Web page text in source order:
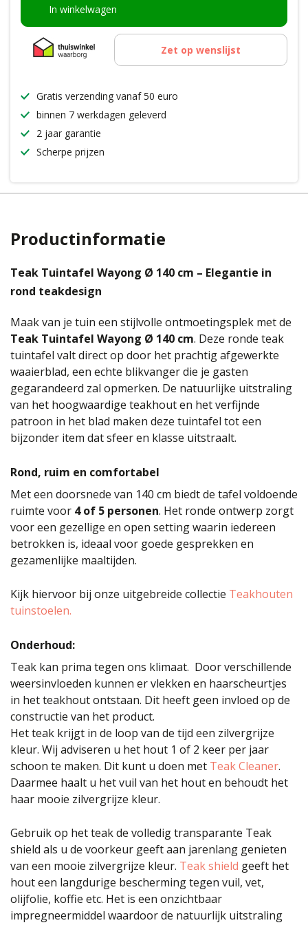
In winkelwagen
Zet op wenslijst
Gratis verzending vanaf 50 euro
binnen 7 werkdagen geleverd
2 jaar garantie
Scherpe prijzen
Productinformatie
Teak Tuintafel Wayong Ø 140 cm – Elegantie in
rond teakdesign
Maak van je tuin een stijlvolle ontmoetingsplek met de
Teak Tuintafel Wayong Ø 140 cm. Deze ronde teak
tuintafel valt direct op door het prachtig afgewerkte
waaierblad, een echte blikvanger die je gasten
gegarandeerd zal opmerken. De natuurlijke uitstraling
van het hoogwaardige teakhout en het verfijnde
patroon in het blad maken deze tuintafel tot een
bijzonder item dat sfeer en klasse uitstraalt.
Rond, ruim en comfortabel
Met een doorsnede van 140 cm biedt de tafel voldoende
ruimte voor 4 of 5 personen. Het ronde ontwerp zorgt
voor een gezellige en open setting waarin iedereen
betrokken is, ideaal voor goede gesprekken en
gezamenlijke maaltijden.
Kijk hiervoor bij onze uitgebreide collectie Teakhouten
tuinstoelen.
Onderhoud:
Teak kan prima tegen ons klimaat. Door verschillende
weersinvloeden kunnen er vlekken en haarscheurtjes
in het teakhout ontstaan. Dit heeft geen invloed op de
constructie van het product.
Het teak krijgt in de loop van de tijd een zilvergrijze
kleur. Wij adviseren u het hout 1 of 2 keer per jaar
schoon te maken. Dit kunt u doen met Teak Cleaner.
Daarmee haalt u het vuil van het hout en behoudt het
haar mooie zilvergrijze kleur.
Gebruik op het teak de volledig transparante Teak
shield als u de voorkeur geeft aan jarenlang genieten
van een mooie zilvergrijze kleur. Teak shield geeft het
hout een langdurige bescherming tegen vuil, vet,
olijfolie, koffie etc. Het is een onzichtbaar
impregneermiddel waardoor de natuurlijk uitstraling